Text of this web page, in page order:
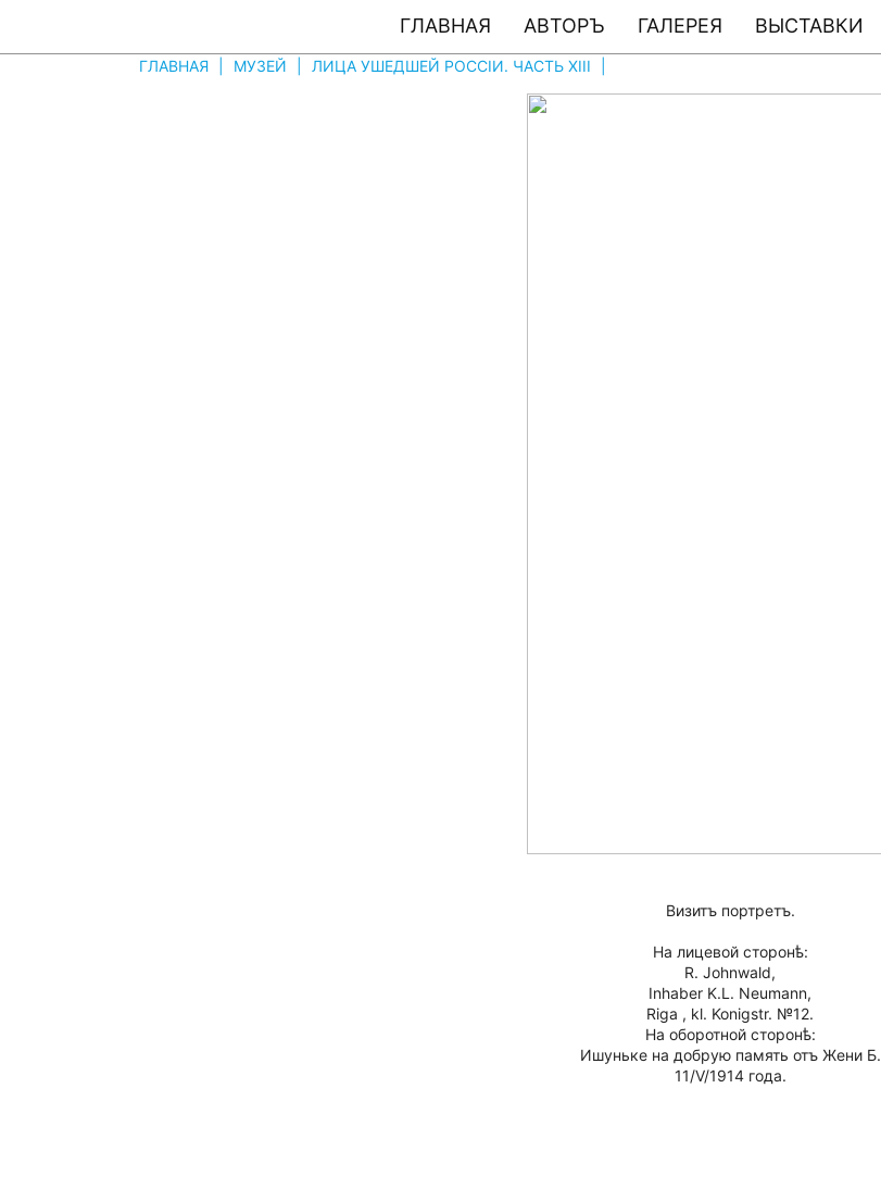
ГЛАВНАЯ АВТОРЪ ГАЛЕРЕЯ ВЫСТАВКИ
ГЛАВНАЯ МУЗЕЙ ЛИЦА УШЕДШЕЙ РОССIИ. ЧАСТЬ XIII
Визитъ портретъ.
На лицевой сторонѣ:
R. Johnwald,
Inhaber K.L. Neumann,
Riga , kl. Konigstr. №12.
На оборотной сторонѣ:
Ишуньке на добрую память отъ Жени Б.
11/V/1914 года.